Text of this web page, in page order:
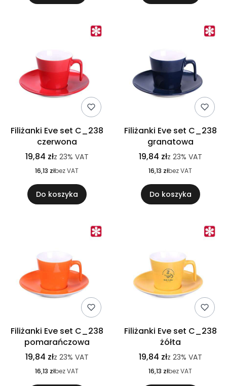
Filiżanki Eve set C_238
czerwona
19,84 złz 23% VAT
16,13 złbez VAT
Do koszyka
Filiżanki Eve set C_238
granatowa
19,84 złz 23% VAT
16,13 złbez VAT
Do koszyka
Filiżanki Eve set C_238
pomarańczowa
19,84 złz 23% VAT
16,13 złbez VAT
Filiżanki Eve set C_238
żółta
19,84 złz 23% VAT
16,13 złbez VAT